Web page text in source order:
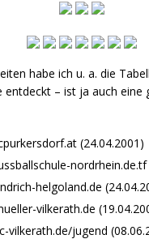
habe ich u. a. die
entdeckt – ist ja auch eine
(24.04.2001)
nordrhein.de.tf
helgoland.de
vilkerath.de
vilkerath.de/jugend